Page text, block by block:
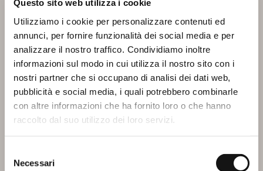
Questo sito web utilizza i cookie
Utilizziamo i cookie per personalizzare contenuti ed
annunci, per fornire funzionalità dei social media e per
analizzare il nostro traffico. Condividiamo inoltre
informazioni sul modo in cui utilizza il nostro sito con i
nostri partner che si occupano di analisi dei dati web,
pubblicità e social media, i quali potrebbero combinarle
con altre informazioni che ha fornito loro o che hanno
raccolto dal suo utilizzo dei loro servizi.
delNecessari